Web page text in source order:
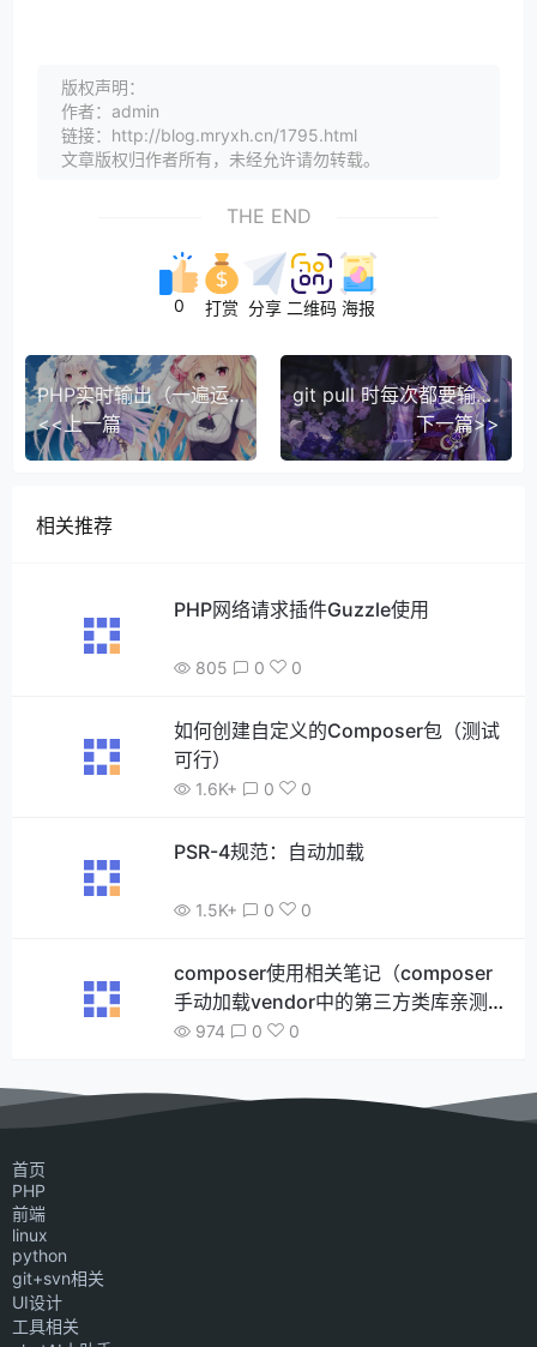
版权声明：
作者：admin
链接：http://blog.mryxh.cn/1795.html
文章版权归作者所有，未经允许请勿转载。
THE END
0 打赏 分享 二维码 海报
PHP实时输出（一遍运行一遍输出）
<<上一篇
git pull 时每次都要输入用户名和密码的解决办法
下一篇>>
相关推荐
PHP网络请求插件Guzzle使用
805 0 0
如何创建自定义的Composer包（测试
可行）
1.6K+ 0 0
PSR-4规范：自动加载
1.5K+ 0 0
composer使用相关笔记（composer
手动加载vendor中的第三方类库亲测可
行）974 0 0
首页
PHP
前端
linux
python
git+svn相关
UI设计
工具相关